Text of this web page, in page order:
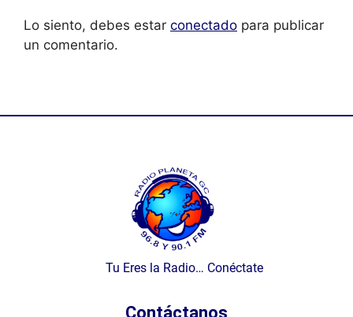
Lo siento, debes estar conectado para publicar
un comentario.
Tu Eres la Radio… Conéctate
Contáctanos